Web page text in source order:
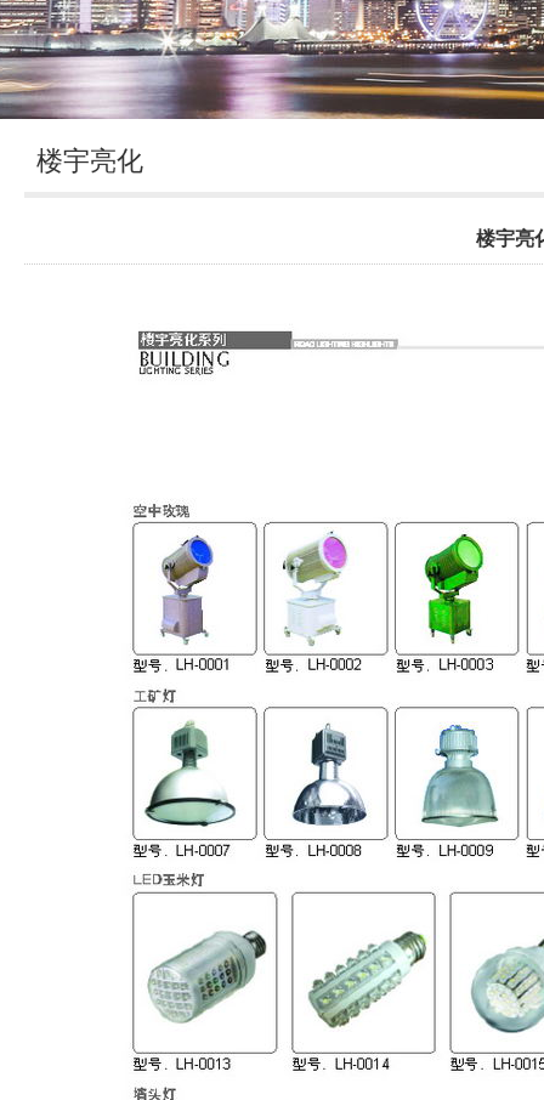
楼宇亮化
楼宇亮